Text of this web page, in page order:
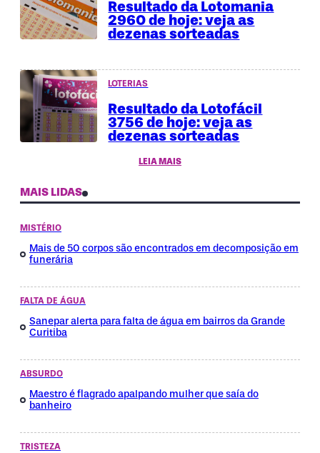
Resultado da Lotomania
2960 de hoje: veja as
dezenas sorteadas
LOTERIAS
Resultado da Lotofácil
3756 de hoje: veja as
dezenas sorteadas
LEIA MAIS
MAIS LIDAS
MISTÉRIO
Mais de 50 corpos são encontrados em decomposição em
funerária
FALTA DE ÁGUA
Sanepar alerta para falta de água em bairros da Grande
Curitiba
ABSURDO
Maestro é flagrado apalpando mulher que saía do
banheiro
TRISTEZA